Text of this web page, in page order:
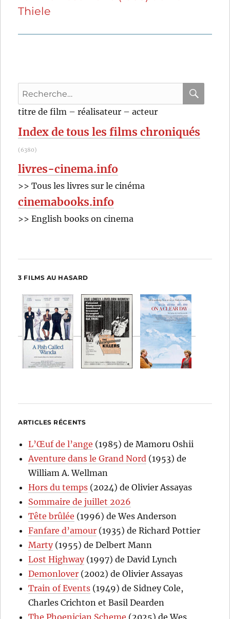
suivante :
Thiele
Recherche
pour
titre de film – réalisateur – acteur
Index de tous les films chroniqués
(6380)
livres-cinema.info
>> Tous les livres sur le cinéma
cinemabooks.info
>> English books on cinema
3 FILMS AU HASARD
ARTICLES RÉCENTS
L’Œuf de l’ange (1985) de Mamoru Oshii
Aventure dans le Grand Nord (1953) de
William A. Wellman
Hors du temps (2024) de Olivier Assayas
Sommaire de juillet 2026
Tête brûlée (1996) de Wes Anderson
Fanfare d’amour (1935) de Richard Pottier
Marty(1955) de Delbert Mann
Lost Highway(1997) de David Lynch
Demonlover (2002) de Olivier Assayas
Train of Events (1949) de Sidney Cole,
Charles Crichton et Basil Dearden